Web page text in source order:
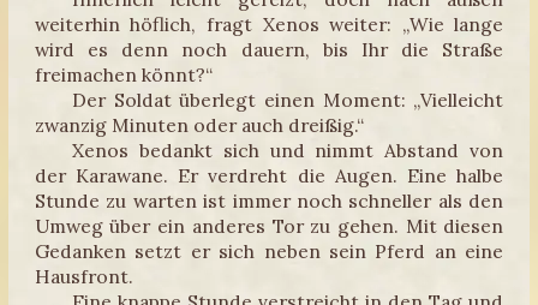
weiterhin höflich, fragt Xenos weiter: „Wie lange
wird es denn noch dauern, bis Ihr die Straße
freimachen könnt?“
Der Soldat überlegt einen Moment: „Vielleicht
zwanzig Minuten oder auch dreißig.“
Xenos bedankt sich und nimmt Abstand von
der Karawane. Er verdreht die Augen. Eine halbe
Stunde zu warten ist immer noch schneller als den
Umweg über ein anderes Tor zu gehen. Mit diesen
Gedanken setzt er sich neben sein Pferd an eine
Hausfront.